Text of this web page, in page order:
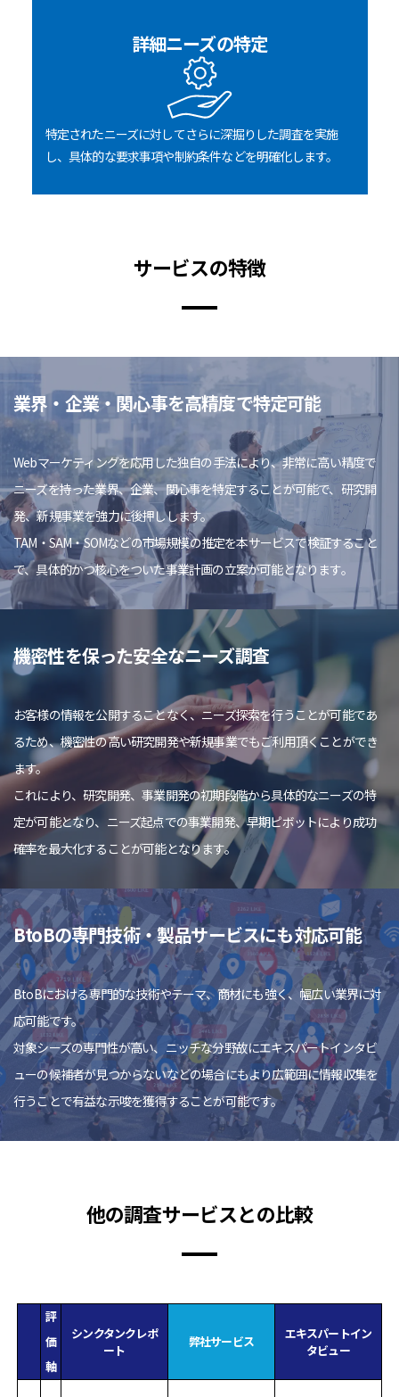
詳細ニーズの特定
特定されたニーズに対してさらに深掘りした調査を実施
し、具体的な要求事項や制約条件などを明確化します。
サービスの特徴
業界・企業・関心事を高精度で特定可能
Webマーケティングを応用した独自の手法により、非常に高い精度で
ニーズを持った業界、企業、関心事を特定することが可能で、研究開
発、新規事業を強力に後押しします。
TAM・SAM・SOMなどの市場規模の推定を本サービスで検証すること
で、具体的かつ核心をついた事業計画の立案が可能となります。
機密性を保った安全なニーズ調査
お客様の情報を公開することなく、ニーズ探索を行うことが可能であ
るため、機密性の高い研究開発や新規事業でもご利用頂くことができ
ます。
これにより、研究開発、事業開発の初期段階から具体的なニーズの特
定が可能となり、ニーズ起点での事業開発、早期ピボットにより成功
確率を最大化することが可能となります。
BtoBの専門技術・製品サービスにも対応可能
BtoBにおける専門的な技術やテーマ、商材にも強く、幅広い業界に対
応可能です。
対象シーズの専門性が高い、ニッチな分野故にエキスパートインタビ
ューの候補者が見つからないなどの場合にもより広範囲に情報収集を
行うことで有益な示唆を獲得することが可能です。
他の調査サービスとの比較
評
価
軸
シンクタンクレポ
ート
弊社サービス
エキスパートイン
タビュー